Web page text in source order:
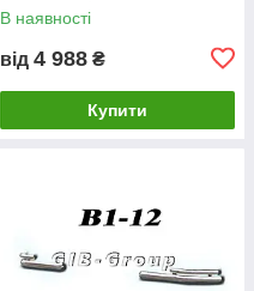
В наявності
від 4 988 ₴
Купити